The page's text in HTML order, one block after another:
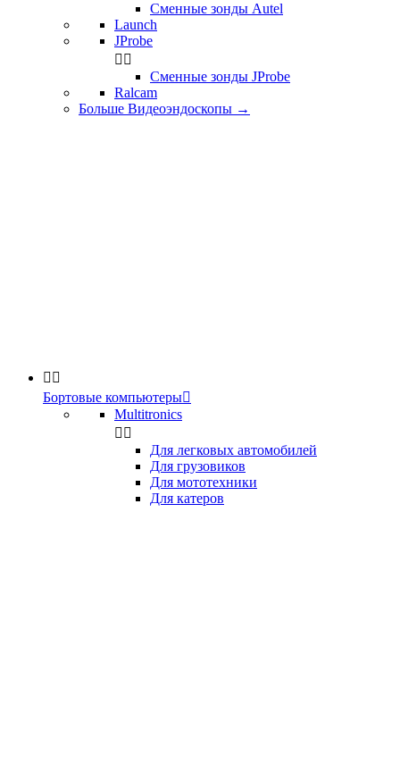
Сменные зонды Autel
Launch
JProbe
 
Сменные зонды JProbe
Ralcam
Больше Видеоэндоскопы →
 
Бортовые компьютеры
Multitronics
 
Для легковых автомобилей
Для грузовиков
Для мототехники
Для катеров